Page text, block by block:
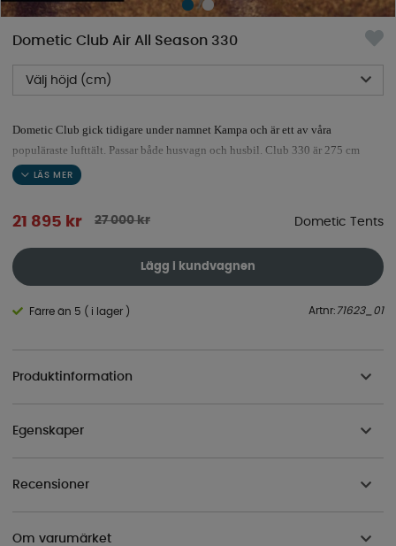
Dometic Club Air All Season 330
Välj höjd (cm)
Dometic Club gick tidigare under namnet Kampa och är ett av våra
populäraste lufttält. Passar både husvagn och husbil. Club 330 är 275 cm
djup och 330 cm bred.
27 000kr
21 895 kr Dometic Tents
Lägg i kundvagnen
Färre än 5 ( i lager ) Artnr: 71623_01
Produktinformation
Egenskaper
Recensioner
Om varumärket